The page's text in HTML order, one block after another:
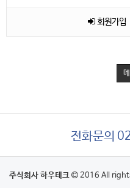
회원가입
전화문의
주식회사 하우테크 2016 All